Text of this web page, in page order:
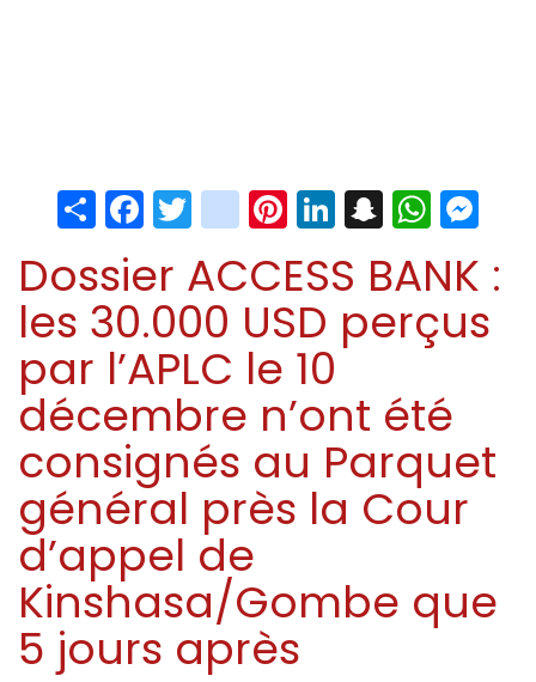
ShareFacebook
Twitter
instagram
Pinterest
LinkedIn
Snapchat
Dossier ACCESS BANK :
les 30.000 USD perçus
par l’APLC le 10
décembre n’ont été
consignés au Parquet
général près la Cour
d’appel de
Kinshasa/Gombe que
5 jours après